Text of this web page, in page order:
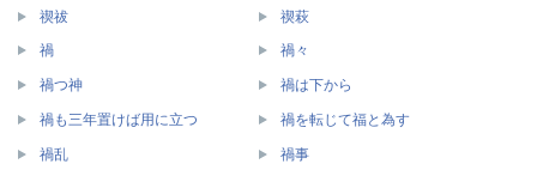
禊祓 禊萩
禍 禍々
禍つ神 禍は下から
禍も三年置けば用に立つ 禍を転じて福と為す
禍乱 禍事